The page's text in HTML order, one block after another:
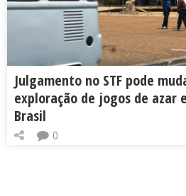
Julgamento no STF pode
exploração de jogos de azar
Brasil
0